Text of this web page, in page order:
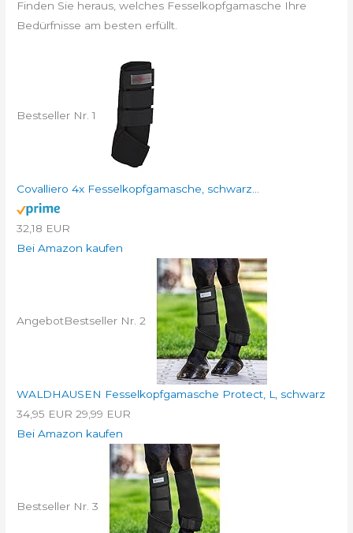
Finden Sie heraus, welches Fesselkopfgamasche Ihre
Bedürfnisse am besten erfüllt.
Bestseller Nr. 1
Covalliero 4x Fesselkopfgamasche, schwarz...
32,18 EUR
Bei Amazon kaufen
AngebotBestseller Nr. 2
WALDHAUSEN Fesselkopfgamasche Protect, L, schwarz
34,95 EUR 29,99 EUR
Bei Amazon kaufen
Bestseller Nr. 3